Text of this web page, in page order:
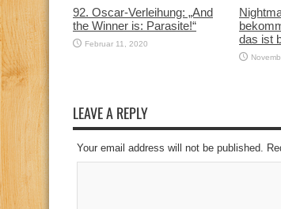
92. Oscar-Verleihung: „And
the Winner is: Parasite!“
Februar 11, 2020
das ist
LEAVE A REPLY
Your email address will not be published.